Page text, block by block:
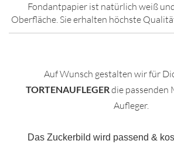
Fondantpapier ist natürlich weiß
Oberfläche. Sie erhalten höchste
Auf Wunsch gestalten wir für
TORTENAUFLEGERdie passenden
Aufleger.
Das Zuckerbild wird passend &